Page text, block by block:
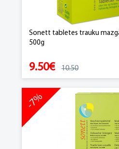
Sonett tabletes trauku
500g
9.50€ 10.50
-7%